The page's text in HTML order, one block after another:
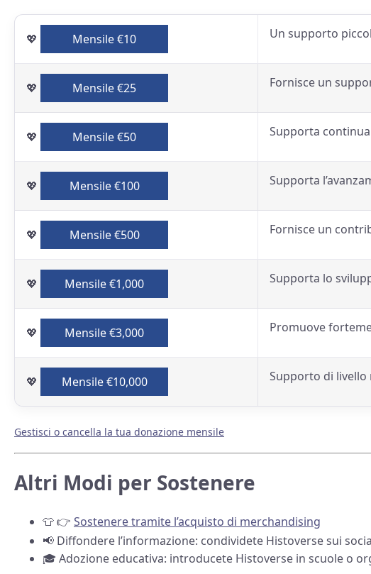
💖 Mensile €10 Un supporto
💖 Mensile €25 Fornisce un
💖 Mensile €50 Supporta
💖 Mensile €100 Supporta
💖 Mensile €500 Fornisce un
💖 Mensile €1,000 Supporta lo
💖 Mensile €3,000 Promuove
💖 Mensile €10,000 Supporto di livello
Gestisci o cancella la tua donazione mensile
Altri Modi per Sostenere
👕 👉 Sostenere tramite l’acquisto di merchandising
📢 Diffondere l’informazione: condividete Histoverse sui
🎓 Adozione educativa: introducete Histoverse in scuole o